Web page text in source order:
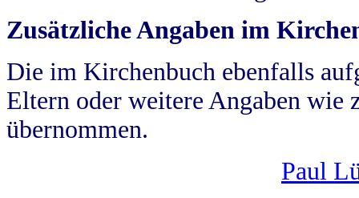
Zusätzliche Angaben im
Die im Kirchenbuch ebenfalls
Eltern oder weitere Angaben wie
übernommen.
Paul